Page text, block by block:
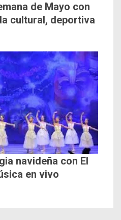
de Mayo con
cultural, deportiva
navideña con El
en vivo